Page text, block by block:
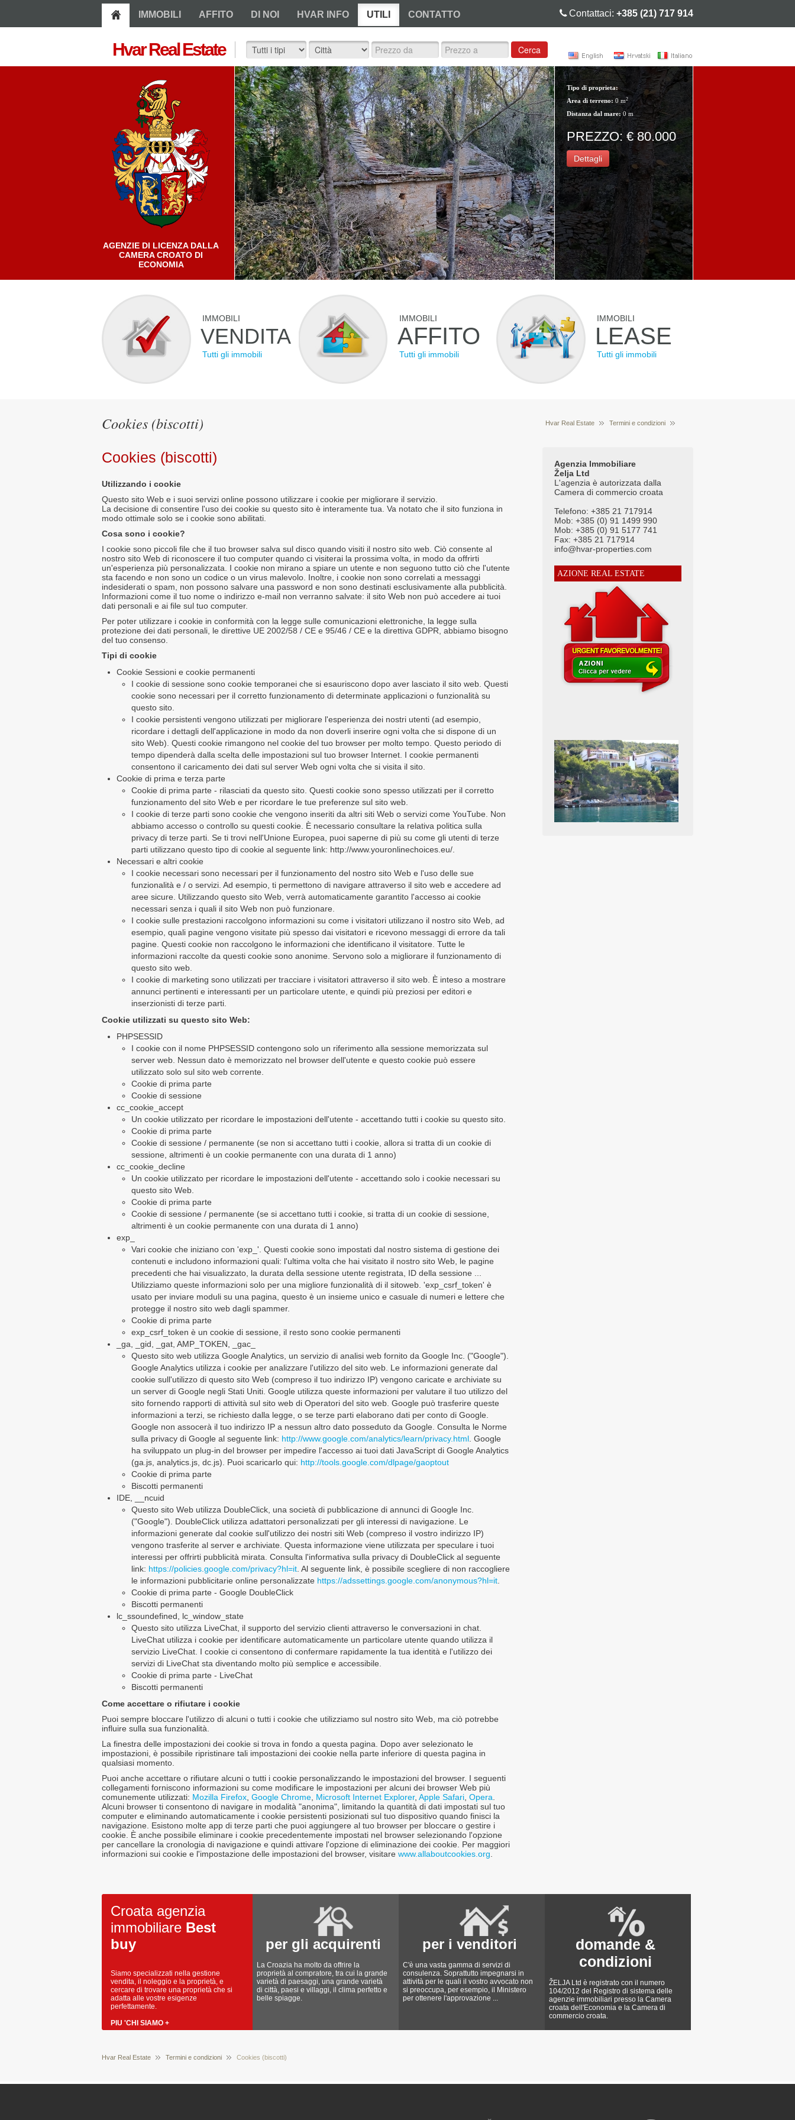
IMMOBILI AFFITO DI NOI HVAR INFO UTILI CONTATTO Contattaci: +385 (21) 717 914
Hvar Real Estate Cerca
AGENZIE DI LICENZA DALLA
CAMERA CROATO DI
ECONOMIA
Tipo di proprieta:
Area di terreno: 0 m2
Distanza dal mare:0 m
PREZZO: € 80.000
Dettagli
IMMOBILI
VENDITA
Tutti gli immobili
IMMOBILI
AFFITO
Tutti gli immobili
IMMOBILI
LEASE
Tutti gli immobili
Cookies (biscotti) Hvar Real Estate Termini e condizioni
Cookies (biscotti)
Utilizzando i cookie
Questo sito Web e i suoi servizi online possono utilizzare i cookie per migliorare il servizio.
La decisione di consentire l'uso dei cookie su questo sito è interamente tua. Va notato che il sito funziona in
modo ottimale solo se i cookie sono abilitati.
Cosa sono i cookie?
I cookie sono piccoli file che il tuo browser salva sul disco quando visiti il ​​nostro sito web. Ciò consente al
nostro sito Web di riconoscere il tuo computer quando ci visiterai la prossima volta, in modo da offrirti
un'esperienza più personalizzata. I cookie non mirano a spiare un utente e non seguono tutto ciò che l'utente
sta facendo e non sono un codice o un virus malevolo. Inoltre, i cookie non sono correlati a messaggi
indesiderati o spam, non possono salvare una password e non sono destinati esclusivamente alla pubblicità.
Informazioni come il tuo nome o indirizzo e-mail non verranno salvate: il sito Web non può accedere ai tuoi
dati personali e ai file sul tuo computer.
Per poter utilizzare i cookie in conformità con la legge sulle comunicazioni elettroniche, la legge sulla
protezione dei dati personali, le direttive UE 2002/58 / CE e 95/46 / CE e la direttiva GDPR, abbiamo bisogno
del tuo consenso.
Tipi di cookie
Cookie Sessioni e cookie permanenti
I cookie di sessione sono cookie temporanei che si esauriscono dopo aver lasciato il sito web. Questi
cookie sono necessari per il corretto funzionamento di determinate applicazioni o funzionalità su
questo sito.
I cookie persistenti vengono utilizzati per migliorare l'esperienza dei nostri utenti (ad esempio,
ricordare i dettagli dell'applicazione in modo da non doverli inserire ogni volta che si dispone di un
sito Web). Questi cookie rimangono nel cookie del tuo browser per molto tempo. Questo periodo di
tempo dipenderà dalla scelta delle impostazioni sul tuo browser Internet. I cookie permanenti
consentono il caricamento dei dati sul server Web ogni volta che si visita il sito.
Cookie di prima e terza parte
Cookie di prima parte - rilasciati da questo sito. Questi cookie sono spesso utilizzati per il corretto
funzionamento del sito Web e per ricordare le tue preferenze sul sito web.
I cookie di terze parti sono cookie che vengono inseriti da altri siti Web o servizi come YouTube. Non
abbiamo accesso o controllo su questi cookie. È necessario consultare la relativa politica sulla
privacy di terze parti. Se ti trovi nell'Unione Europea, puoi saperne di più su come gli utenti di terze
parti utilizzano questo tipo di cookie al seguente link: http://www.youronlinechoices.eu/.
Necessari e altri cookie
I cookie necessari sono necessari per il funzionamento del nostro sito Web e l'uso delle sue
funzionalità e / o servizi. Ad esempio, ti permettono di navigare attraverso il sito web e accedere ad
aree sicure. Utilizzando questo sito Web, verrà automaticamente garantito l'accesso ai cookie
necessari senza i quali il sito Web non può funzionare.
I cookie sulle prestazioni raccolgono informazioni su come i visitatori utilizzano il nostro sito Web, ad
esempio, quali pagine vengono visitate più spesso dai visitatori e ricevono messaggi di errore da tali
pagine. Questi cookie non raccolgono le informazioni che identificano il visitatore. Tutte le
informazioni raccolte da questi cookie sono anonime. Servono solo a migliorare il funzionamento di
questo sito web.
I cookie di marketing sono utilizzati per tracciare i visitatori attraverso il sito web. È inteso a mostrare
annunci pertinenti e interessanti per un particolare utente, e quindi più preziosi per editori e
inserzionisti di terze parti.
Cookie utilizzati su questo sito Web:
PHPSESSID
I cookie con il nome PHPSESSID contengono solo un riferimento alla sessione memorizzata sul
server web. Nessun dato è memorizzato nel browser dell'utente e questo cookie può essere
utilizzato solo sul sito web corrente.
Cookie di prima parte
Cookie di sessione
cc_cookie_accept
Un cookie utilizzato per ricordare le impostazioni dell'utente - accettando tutti i cookie su questo sito.
Cookie di prima parte
Cookie di sessione / permanente (se non si accettano tutti i cookie, allora si tratta di un cookie di
sessione, altrimenti è un cookie permanente con una durata di 1 anno)
cc_cookie_decline
Un cookie utilizzato per ricordare le impostazioni dell'utente - accettando solo i cookie necessari su
questo sito Web.
Cookie di prima parte
Cookie di sessione / permanente (se si accettano tutti i cookie, si tratta di un cookie di sessione,
altrimenti è un cookie permanente con una durata di 1 anno)
exp_
Vari cookie che iniziano con 'exp_'. Questi cookie sono impostati dal nostro sistema di gestione dei
contenuti e includono informazioni quali: l'ultima volta che hai visitato il nostro sito Web, le pagine
precedenti che hai visualizzato, la durata della sessione utente registrata, ID della sessione ...
Utilizziamo queste informazioni solo per una migliore funzionalità di il sitoweb. 'exp_csrf_token' è
usato per inviare moduli su una pagina, questo è un insieme unico e casuale di numeri e lettere che
protegge il nostro sito web dagli spammer.
Cookie di prima parte
exp_csrf_token è un cookie di sessione, il resto sono cookie permanenti
_ga, _gid, _gat, AMP_TOKEN, _gac_
Questo sito web utilizza Google Analytics, un servizio di analisi web fornito da Google Inc. ("Google").
Google Analytics utilizza i cookie per analizzare l'utilizzo del sito web. Le informazioni generate dal
cookie sull'utilizzo di questo sito Web (compreso il tuo indirizzo IP) vengono caricate e archiviate su
un server di Google negli Stati Uniti. Google utilizza queste informazioni per valutare il tuo utilizzo del
sito fornendo rapporti di attività sul sito web di Operatori del sito web. Google può trasferire queste
informazioni a terzi, se richiesto dalla legge, o se terze parti elaborano dati per conto di Google.
Google non assocerà il tuo indirizzo IP a nessun altro dato posseduto da Google. Consulta le Norme
sulla privacy di Google al seguente link: http://www.google.com/analytics/learn/privacy.html. Google
ha sviluppato un plug-in del browser per impedire l'accesso ai tuoi dati JavaScript di Google Analytics
(ga.js, analytics.js, dc.js). Puoi scaricarlo qui: http://tools.google.com/dlpage/gaoptout
Cookie di prima parte
Biscotti permanenti
IDE, __ncuid
Questo sito Web utilizza DoubleClick, una società di pubblicazione di annunci di Google Inc.
("Google"). DoubleClick utilizza adattatori personalizzati per gli interessi di navigazione. Le
informazioni generate dal cookie sull'utilizzo dei nostri siti Web (compreso il vostro indirizzo IP)
vengono trasferite al server e archiviate. Questa informazione viene utilizzata per speculare i tuoi
interessi per offrirti pubblicità mirata. Consulta l'informativa sulla privacy di DoubleClick al seguente
link: https://policies.google.com/privacy?hl=it. Al seguente link, è possibile scegliere di non raccogliere
le informazioni pubblicitarie online personalizzate https://adssettings.google.com/anonymous?hl=it.
Cookie di prima parte - Google DoubleClick
Biscotti permanenti
lc_ssoundefined, lc_window_state
Questo sito utilizza LiveChat, il supporto del servizio clienti attraverso le conversazioni in chat.
LiveChat utilizza i cookie per identificare automaticamente un particolare utente quando utilizza il
servizio LiveChat. I cookie ci consentono di confermare rapidamente la tua identità e l'utilizzo dei
servizi di LiveChat sta diventando molto più semplice e accessibile.
Cookie di prima parte - LiveChat
Biscotti permanenti
Come accettare o rifiutare i cookie
Puoi sempre bloccare l'utilizzo di alcuni o tutti i cookie che utilizziamo sul nostro sito Web, ma ciò potrebbe
influire sulla sua funzionalità.
La finestra delle impostazioni dei cookie si trova in fondo a questa pagina. Dopo aver selezionato le
impostazioni, è possibile ripristinare tali impostazioni dei cookie nella parte inferiore di questa pagina in
qualsiasi momento.
Puoi anche accettare o rifiutare alcuni o tutti i cookie personalizzando le impostazioni del browser. I seguenti
collegamenti forniscono informazioni su come modificare le impostazioni per alcuni dei browser Web più
comunemente utilizzati: Mozilla Firefox, Google Chrome, Microsoft Internet Explorer, Apple Safari, Opera.
Alcuni browser ti consentono di navigare in modalità "anonima", limitando la quantità di dati impostati sul tuo
computer e eliminando automaticamente i cookie persistenti posizionati sul tuo dispositivo quando finisci la
navigazione. Esistono molte app di terze parti che puoi aggiungere al tuo browser per bloccare o gestire i
cookie. È anche possibile eliminare i cookie precedentemente impostati nel browser selezionando l'opzione
per cancellare la cronologia di navigazione e quindi attivare l'opzione di eliminazione dei cookie. Per maggiori
informazioni sui cookie e l'impostazione delle impostazioni del browser, visitare www.allaboutcookies.org.
Agenzia Immobiliare
Želja Ltd
L'agenzia è autorizzata dalla
Camera di commercio croata
Telefono: +385 21 717914
Mob: +385 (0) 91 1499 990
Mob: +385 (0) 91 5177 741
Fax: +385 21 717914
info@hvar-properties.com
AZIONE REAL ESTATE
Croata agenzia
immobiliare Best
buy
Siamo specializzati nella gestione
vendita, il noleggio e la proprietà, e
cercare di trovare una proprietà che si
adatta alle vostre esigenze
perfettamente.
PIU 'CHI SIAMO +
per gli acquirenti
La Croazia ha molto da offrire la
proprietà al compratore, tra cui la grande
varietà di paesaggi, una grande varietà
di città, paesi e villaggi, il clima perfetto e
belle spiagge.
per i venditori
C'è una vasta gamma di servizi di
consulenza. Soprattutto impegnarsi in
attività per le quali il vostro avvocato non
si preoccupa, per esempio, il Ministero
per ottenere l'approvazione ...
domande &
condizioni
ŽELJA Ltd è registrato con il numero
104/2012 del Registro di sistema delle
agenzie immobiliari presso la Camera
croata dell'Economia e la Camera di
commercio croata.
Hvar Real Estate Termini e condizioni Cookies (biscotti)